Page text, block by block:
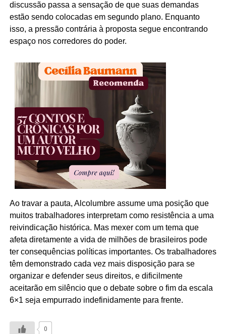
discussão passa a sensação de que suas demandas
estão sendo colocadas em segundo plano. Enquanto
isso, a pressão contrária à proposta segue encontrando
espaço nos corredores do poder.
Ao travar a pauta, Alcolumbre assume uma posição que
muitos trabalhadores interpretam como resistência a uma
reivindicação histórica. Mas mexer com um tema que
afeta diretamente a vida de milhões de brasileiros pode
ter consequências políticas importantes. Os trabalhadores
têm demonstrado cada vez mais disposição para se
organizar e defender seus direitos, e dificilmente
aceitarão em silêncio que o debate sobre o fim da escala
6×1 seja empurrado indefinidamente para frente.
0